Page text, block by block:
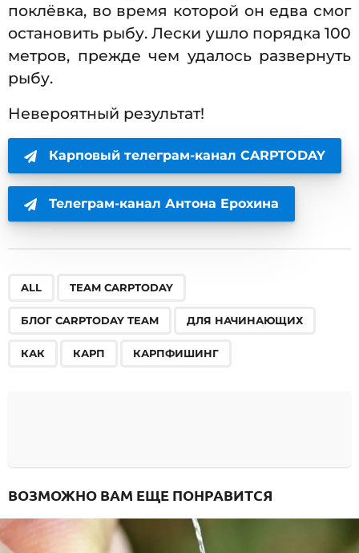
поклёвка, во время которой он едва смог
остановить рыбу. Лески ушло порядка 100
метров, прежде чем удалось развернуть
рыбу.
Невероятный результат!
Карповый телеграм-канал CARPTODAY
Телеграм-канал Антона Ерохина
ALL TEAM CARPTODAY
БЛОГ CARPTODAY TEAM ДЛЯ НАЧИНАЮЩИХ
КАК КАРП КАРПФИШИНГ
ВОЗМОЖНО ВАМ ЕЩЕ ПОНРАВИТСЯ